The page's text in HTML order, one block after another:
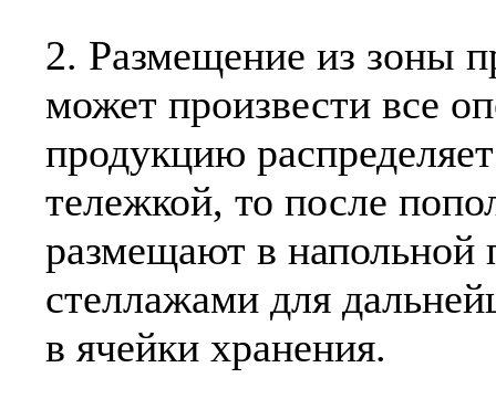
2. Размещение из зоны
может произвести все
продукцию
тележкой, то после
размещают в напольной
стеллажами для
в ячейки хранения.